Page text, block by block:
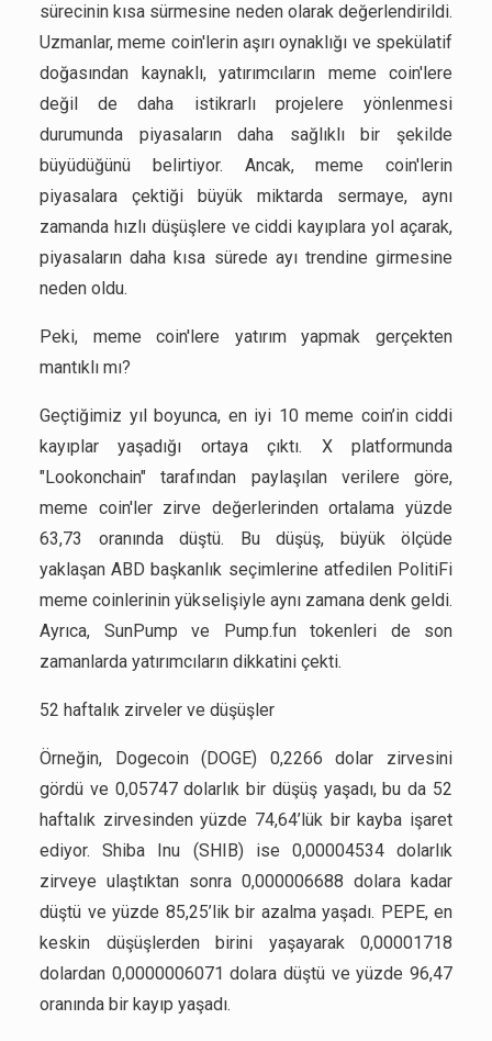
sürecinin kısa sürmesine neden olarak değerlendirildi.
Uzmanlar, meme coin'lerin aşırı oynaklığı ve spekülatif
doğasından kaynaklı, yatırımcıların meme coin'lere
değil de daha istikrarlı projelere yönlenmesi
durumunda piyasaların daha sağlıklı bir şekilde
büyüdüğünü belirtiyor. Ancak, meme coin'lerin
piyasalara çektiği büyük miktarda sermaye, aynı
zamanda hızlı düşüşlere ve ciddi kayıplara yol açarak,
piyasaların daha kısa sürede ayı trendine girmesine
neden oldu.
Peki, meme coin'lere yatırım yapmak gerçekten
mantıklı mı?
Geçtiğimiz yıl boyunca, en iyi 10 meme coin’in ciddi
kayıplar yaşadığı ortaya çıktı. X platformunda
"Lookonchain" tarafından paylaşılan verilere göre,
meme coin'ler zirve değerlerinden ortalama yüzde
63,73 oranında düştü. Bu düşüş, büyük ölçüde
yaklaşan ABD başkanlık seçimlerine atfedilen PolitiFi
meme coinlerinin yükselişiyle aynı zamana denk geldi.
Ayrıca, SunPump ve Pump.fun tokenleri de son
zamanlarda yatırımcıların dikkatini çekti.
52 haftalık zirveler ve düşüşler
Örneğin, Dogecoin (DOGE) 0,2266 dolar zirvesini
gördü ve 0,05747 dolarlık bir düşüş yaşadı, bu da 52
haftalık zirvesinden yüzde 74,64’lük bir kayba işaret
ediyor. Shiba Inu (SHIB) ise 0,00004534 dolarlık
zirveye ulaştıktan sonra 0,000006688 dolara kadar
düştü ve yüzde 85,25’lik bir azalma yaşadı. PEPE, en
keskin düşüşlerden birini yaşayarak 0,00001718
dolardan 0,0000006071 dolara düştü ve yüzde 96,47
oranında bir kayıp yaşadı.